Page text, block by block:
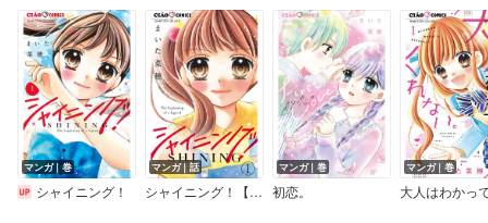
マンガ｜巻
シャイニング！
マンガ｜話
シャイニング！【マイクロ】
マンガ｜巻
初恋。
マンガ｜巻